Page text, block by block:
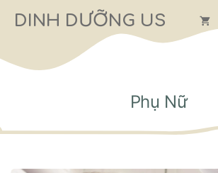
đến
dung
DINH DƯỠNG US
Phụ Nữ